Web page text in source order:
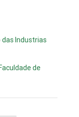
das Industrias
de